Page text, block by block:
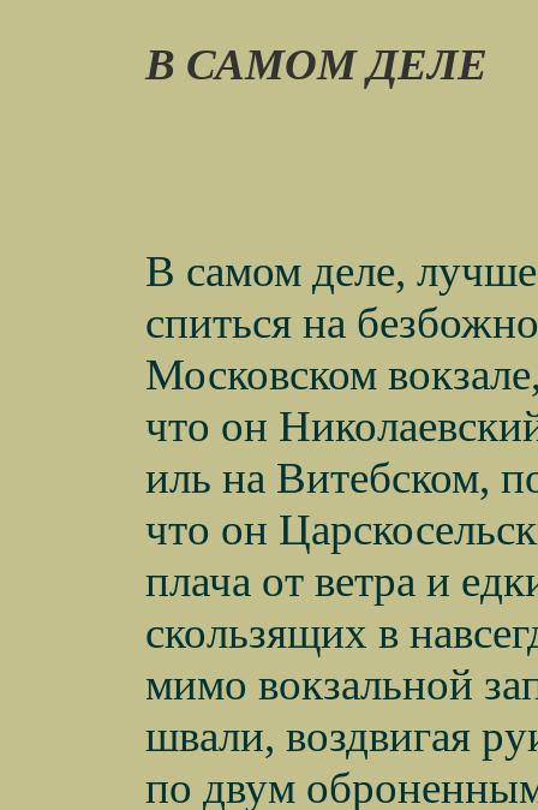
В САМОМ ДЕЛЕ
В самом деле,
спиться на
Московском
что он
иль на Витебском,
что он
плача от ветра и
скользящих в
мимо вокзальной
швали, воздвигая
по двум